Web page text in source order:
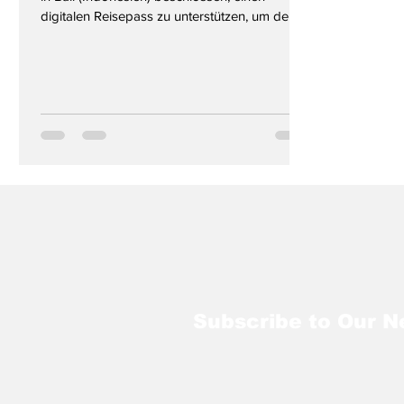
digitalen Reisepass zu unterstützen, um den...